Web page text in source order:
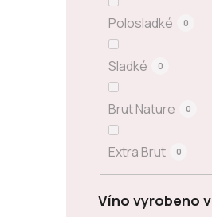
Polosladké 0
Sladké 0
Brut Nature 0
Extra Brut 0
Víno vyrobeno v